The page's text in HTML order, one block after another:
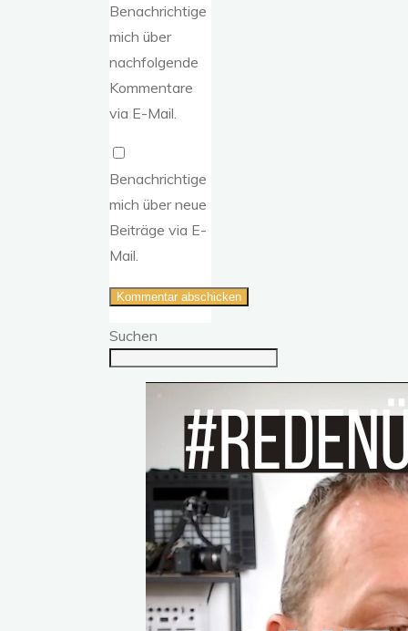
Benachrichtige
mich über
nachfolgende
Kommentare
via E-Mail.
Benachrichtige
mich über neue
Beiträge via E-
Mail.
Suchen